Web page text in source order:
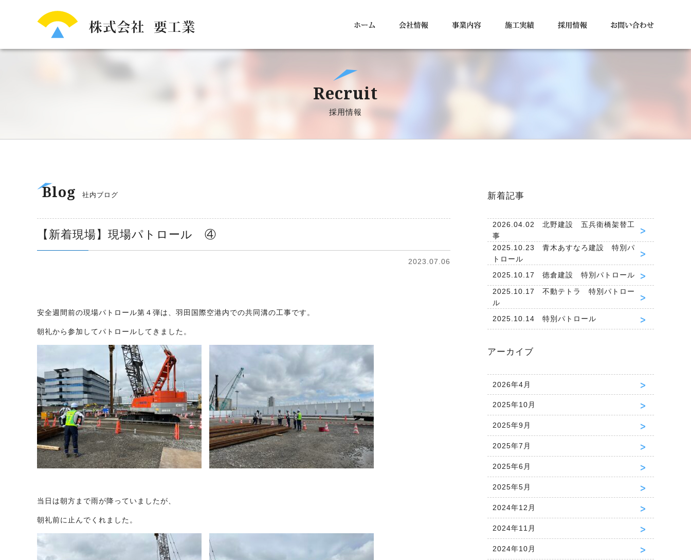
Recruit
採用情報
Blog 社内ブログ
【新着現場】現場パトロール ④
2023.07.06
安全週間前の現場パトロール第４弾は、羽田国際空港内での共同溝の工事です。
朝礼から参加してパトロールしてきました。
当日は朝方まで雨が降っていましたが、
朝礼前に止んでくれました。
新着記事
2026.04.02 北野建設 五兵衛橋架替工
事
2025.10.23 青木あすなろ建設 特別パ
トロール
2025.10.17 徳倉建設 特別パトロール
2025.10.17 不動テトラ 特別パトロー
ル
2025.10.14 特別パトロール
アーカイブ
2026年4月
2025年10月
2025年9月
2025年7月
2025年6月
2025年5月
2024年12月
2024年11月
2024年10月